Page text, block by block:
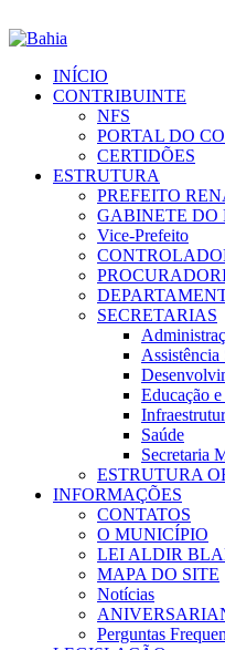
INÍCIO
CONTRIBUINTE
NFS
PORTAL DO
CERTIDÕES
ESTRUTURA
PREFEITO
GABINETE DO
Vice-Prefeito
SECRETARIAS
Assistência
Educação
Saúde
Secretaria
ESTRUTURA
INFORMAÇÕES
CONTATOS
O MUNICÍPIO
LEI ALDIR
MAPA DO SITE
Notícias
Perguntas